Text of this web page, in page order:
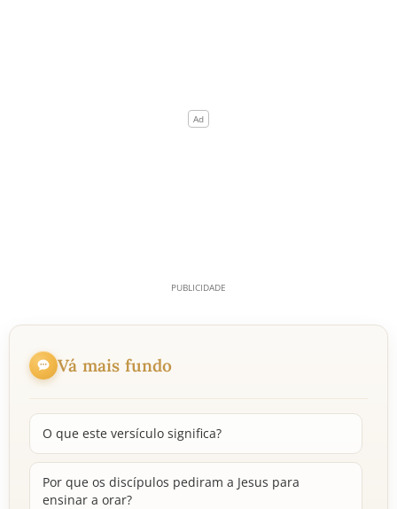
Vá mais fundo
O que este versículo significa?
Por que os discípulos pediram a Jesus para
ensinar a orar?